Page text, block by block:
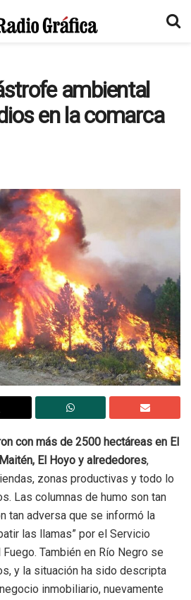
ambiental
en la comarca
con más de 2500 hectáreas en El
El Hoyo y alrededores,
zonas productivas y todo lo
Las columnas de humo son tan
tan adversa que se informó la
las llamas” por el Servicio
También en Río Negro se
y la situación ha sido descripta
inmobiliario, nuevamente